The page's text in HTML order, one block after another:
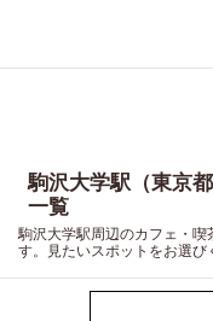
駒沢大学駅（東京
一覧
駒沢大学駅周辺のカフェ・喫
す。見たいスポットをお選び